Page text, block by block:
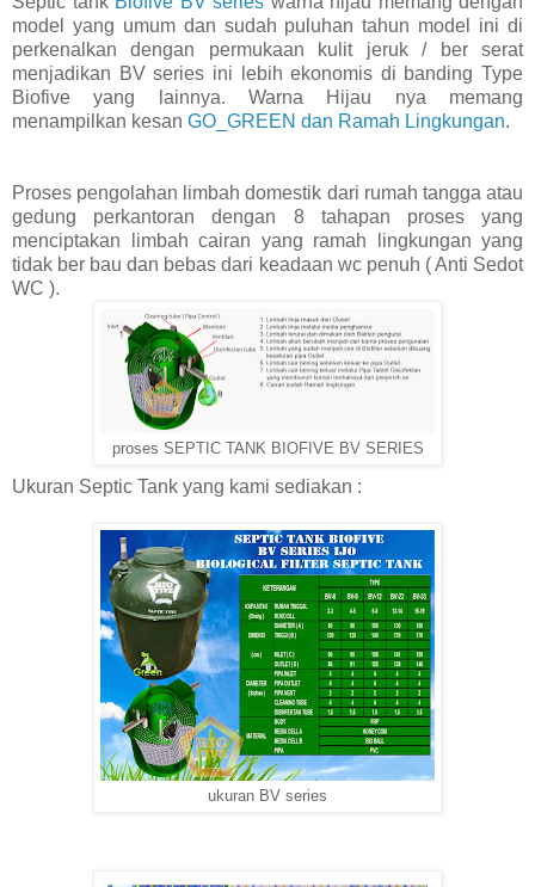
model yang umum dan sudah puluhan tahun model ini di
perkenalkan dengan permukaan kulit jeruk / ber serat
menjadikan BV series ini lebih ekonomis di banding Type
Biofive yang lainnya. Warna Hijau nya memang
menampilkan kesan GO_GREEN dan Ramah Lingkungan.
Proses pengolahan limbah domestik dari rumah tangga atau
gedung perkantoran dengan 8 tahapan proses yang
menciptakan limbah cairan yang ramah lingkungan yang
tidak ber bau dan bebas dari keadaan wc penuh ( Anti Sedot
WC ).
proses SEPTIC TANK BIOFIVE BV SERIES
Ukuran Septic Tank yang kami sediakan :
ukuran BV series